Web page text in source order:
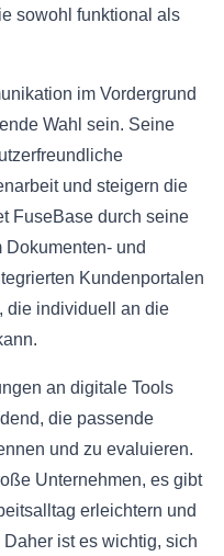
sowohl funktional als
im Vordergrund
Wahl sein. Seine
und steigern die
FuseBase durch seine
und
Kundenportalen
die individuell an die
an digitale Tools
die passende
und zu evaluieren.
Unternehmen, es gibt
erleichtern und
ist es wichtig, sich